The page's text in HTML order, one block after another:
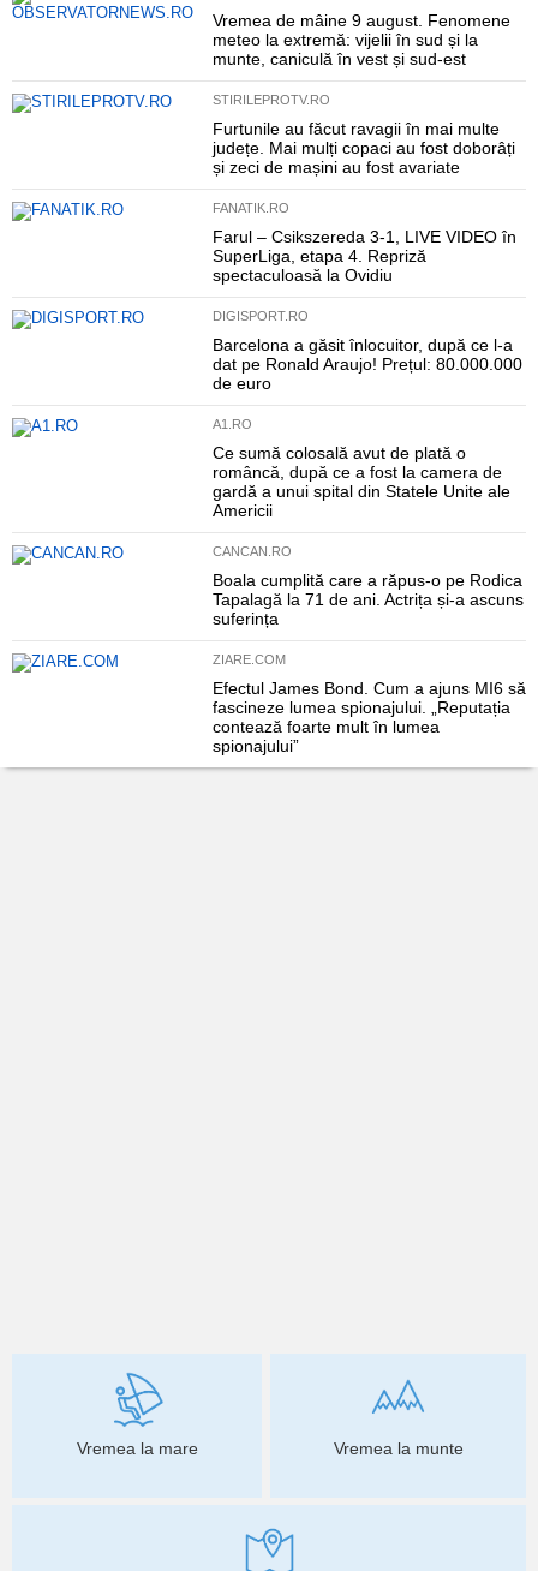
Vremea de mâine 9 august. Fenomene
meteo la extremă: vijelii în sud și la
munte, caniculă în vest și sud-est
STIRILEPROTV.RO
Furtunile au făcut ravagii în mai multe
județe. Mai mulți copaci au fost doborâți
și zeci de mașini au fost avariate
FANATIK.RO
Farul – Csikszereda 3-1, LIVE VIDEO în
SuperLiga, etapa 4. Repriză
spectaculoasă la Ovidiu
DIGISPORT.RO
Barcelona a găsit înlocuitor, după ce l-a
dat pe Ronald Araujo! Prețul: 80.000.000
de euro
A1.RO
Ce sumă colosală avut de plată o
româncă, după ce a fost la camera de
gardă a unui spital din Statele Unite ale
Americii
CANCAN.RO
Boala cumplită care a răpus-o pe Rodica
Tapalagă la 71 de ani. Actrița și-a ascuns
suferința
ZIARE.COM
Efectul James Bond. Cum a ajuns MI6 să
fascineze lumea spionajului. „Reputația
contează foarte mult în lumea
spionajului”
Vremea la mare Vremea la munte